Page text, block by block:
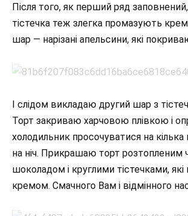
Після того, як перший ряд
тістечка теж злегка промазують
шар — нарізані апельсини, які
І слідом викладаю другий шар з
Торт закриваю харчовою плівкою і
холодильник просочуватися на
на ніч. Прикрашаю торт розтопленим
шоколадом і круглими тістечками,
кремом. Смачного Вам і відмінного